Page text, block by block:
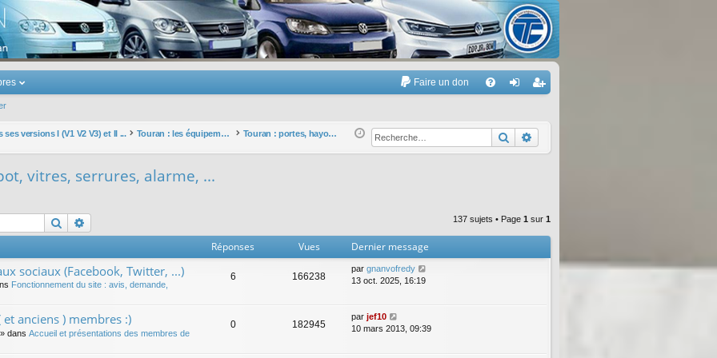
Touran
Faire un don
Q ne
xi
nr
eg
r
versions I (V1 V2 V3) et II ... Touran : les équipements électriques et électroniques Touran : portes, hayon, capot, vitres, serrures, alarme, ... Rechercher
vitres, serrures, alarme, ...
Rechercher 137 sujets • Page 1 sur 1
Réponses Vues Dernier message
sociaux (Facebook, Twitter, ...)
Fonctionnement du site : avis, demande,
6 166238
par gnanvofredy
13 oct. 2025, 16:19
anciens ) membres :)
» dans Accueil et présentations des membres de
0 182945
par jef10
10 mars 2013, 09:39